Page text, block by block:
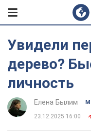
Увидели
дерево?
личность
Елена Былим
23.12.2025 16:00